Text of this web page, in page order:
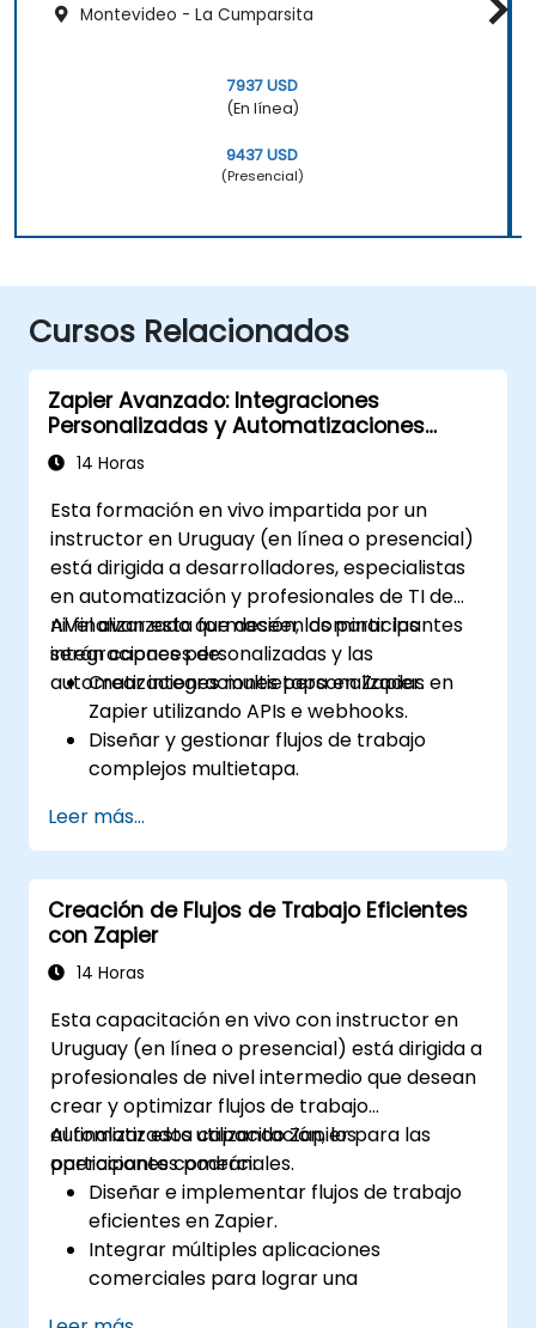
Montevideo - La Cumparsita
7937 USD
(En línea)
9437 USD
(Presencial)
Cursos Relacionados
Zapier Avanzado: Integraciones
Personalizadas y Automatizaciones
Multietapa
14 Horas
Esta formación en vivo impartida por un
instructor en Uruguay (en línea o presencial)
está dirigida a desarrolladores, especialistas
en automatización y profesionales de TI de
nivel avanzado que deseen dominar las
integraciones personalizadas y las
automatizaciones multietapa en Zapier.
Al finalizar esta formación, los participantes
serán capaces de:
Crear integraciones personalizadas en
Zapier utilizando APIs e webhooks.
Diseñar y gestionar flujos de trabajo
complejos multietapa.
automatización avanzados.
Integrar Zapier con aplicaciones
propietarias o menos comunes.
Leer más...
Creación de Flujos de Trabajo Eficientes
con Zapier
14 Horas
Esta capacitación en vivo con instructor en
Uruguay (en línea o presencial) está dirigida a
profesionales de nivel intermedio que desean
crear y optimizar flujos de trabajo
automatizados utilizando Zapier para las
operaciones comerciales.
Al finalizar esta capacitación, los
participantes podrán:
Diseñar e implementar flujos de trabajo
eficientes en Zapier.
Integrar múltiples aplicaciones
comerciales para lograr una